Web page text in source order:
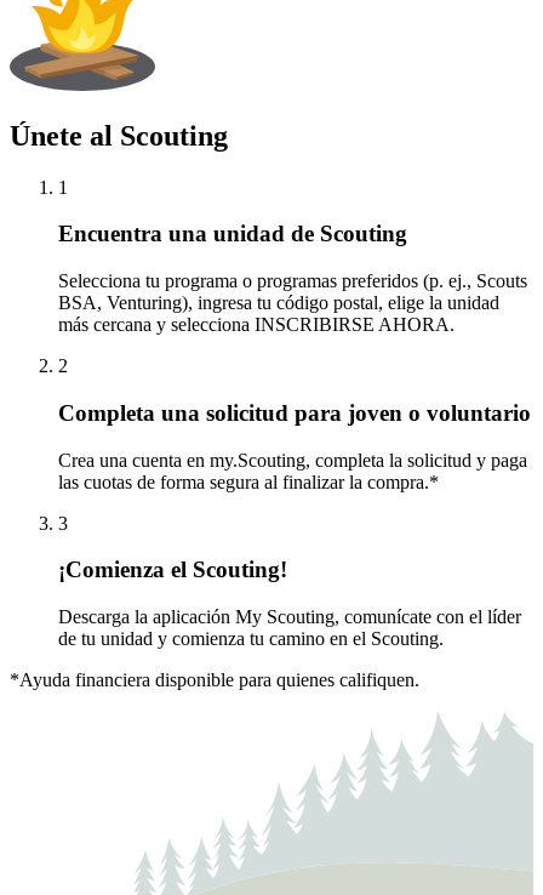
Únete al Scouting
1
Encuentra una unidad de Scouting
Selecciona tu programa o programas preferidos (p. ej., Scouts
BSA, Venturing), ingresa tu código postal, elige la unidad
más cercana y selecciona INSCRIBIRSE AHORA.
2
Completa una solicitud para joven o voluntario
Crea una cuenta en my.Scouting, completa la solicitud y paga
las cuotas de forma segura al finalizar la compra.*
3
¡Comienza el Scouting!
Descarga la aplicación My Scouting, comunícate con el líder
de tu unidad y comienza tu camino en el Scouting.
*Ayuda financiera disponible para quienes califiquen.